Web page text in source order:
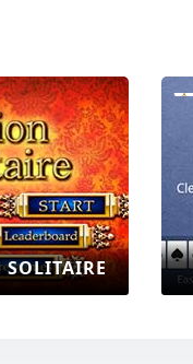
SOLITAIRE